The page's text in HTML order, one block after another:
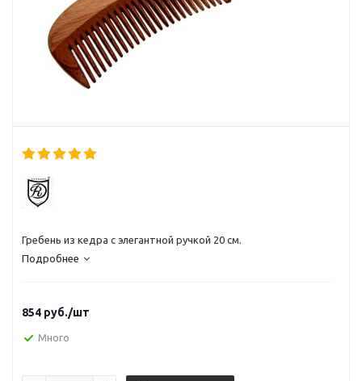
Гребень из кедра с элегантной ручкой 20 см.
Подробнее
854 руб./шт
Много